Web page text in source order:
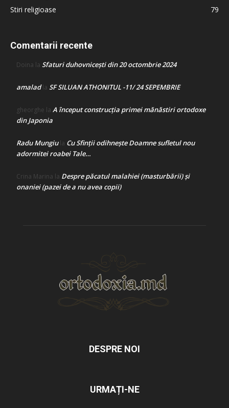
Stiri religioase
79
Comentarii recente
Doina la Sfaturi duhovnicești din 20 octombrie 2024
amaladla SF SILUAN ATHONITUL -11/ 24 SEPEMBRIE
gheorghe la A început construcţia primei mănăstiri ortodoxe
din Japonia
Radu Mungiula Cu Sfinții odihnește Doamne sufletul nou
adormitei roabei Tale…
Crina Marina la Despre păcatul malahiei (masturbării) şi
onaniei (pazei de a nu avea copii)
DESPRE NOI
URMAȚI-NE